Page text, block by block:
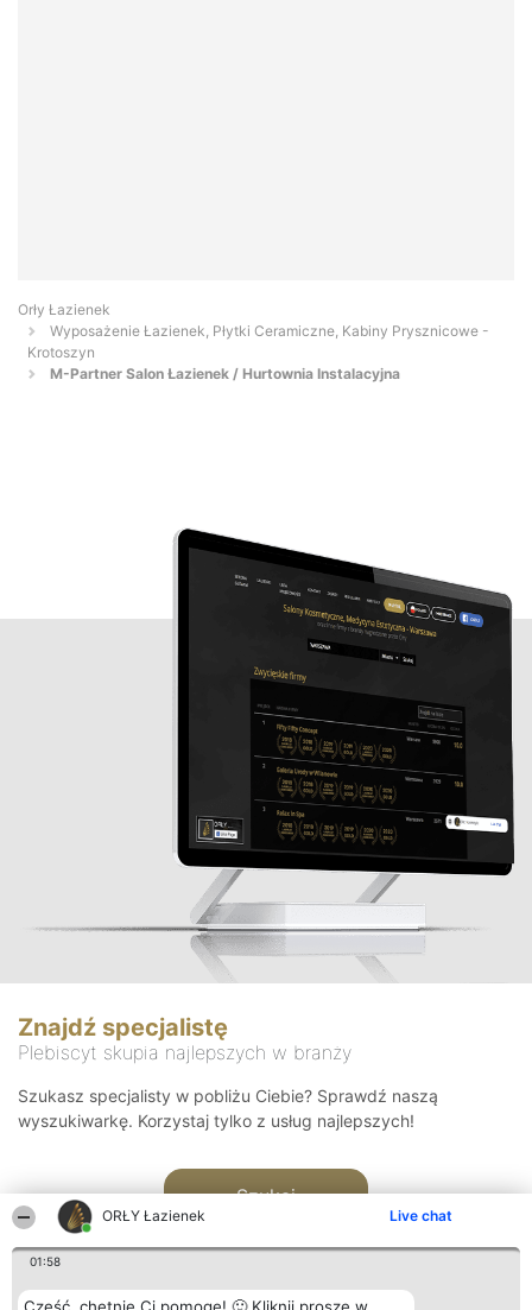
ORŁY Łazienek Live chat
01:58
Orły Łazienek
Wyposażenie Łazienek, Płytki Ceramiczne, Kabiny Prysznicowe -
Krotoszyn
M-Partner Salon Łazienek / Hurtownia Instalacyjna
Znajdź specjalistę
Plebiscyt skupia najlepszych w branży
Szukasz specjalisty w pobliżu Ciebie? Sprawdź naszą
wyszukiwarkę. Korzystaj tylko z usług najlepszych!
Szukaj